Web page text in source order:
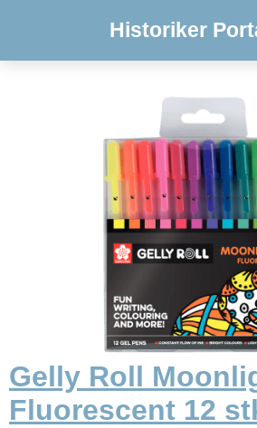
Historiker
Gelly Roll
Fluorescent 12